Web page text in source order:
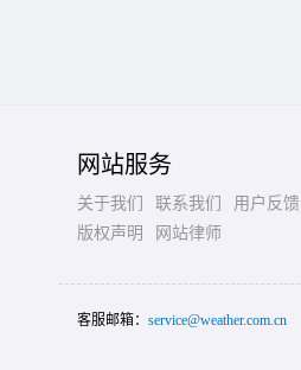
网站服务
关于我们 联系我们
用户反馈
版权声明
网站律师
客服邮箱： service@weather.com.cn